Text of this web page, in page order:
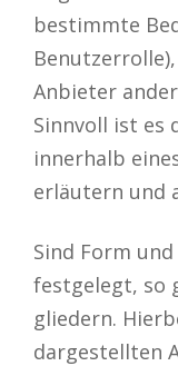
bestimmte
Anbieter
Sinnvoll ist es
innerhalb
erläutern und
Sind Form
festgelegt, so
gliedern.
dargestellten